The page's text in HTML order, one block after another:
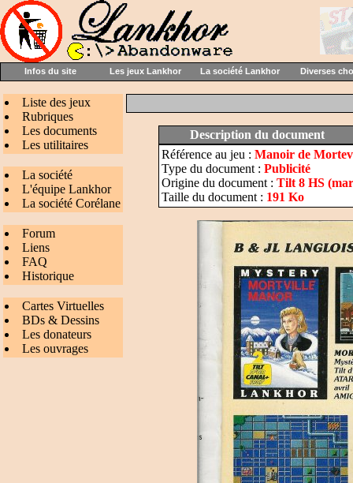
Infos du site Les jeux Lankhor La société Lankhor Diverses
Liste des jeux
Rubriques
Les documents
Les utilitaires
La société
L'équipe Lankhor
La société Corélane
Forum
Liens
FAQ
Historique
Cartes Virtuelles
BDs & Dessins
Les donateurs
Les ouvrages
Description du document
Référence au jeu : Manoir de
Type du document : Publicité
Origine du document : Tilt 8 HS
Taille du document : 191 Ko